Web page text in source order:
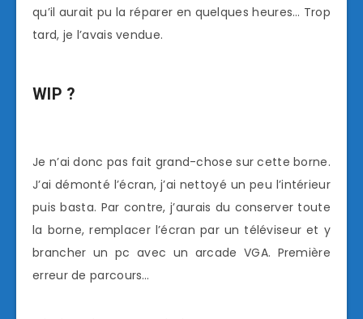
qu’il aurait pu la réparer en quelques heures… Trop
tard, je l’avais vendue.
WIP ?
Je n’ai donc pas fait grand-chose sur cette borne.
J’ai démonté l’écran, j’ai nettoyé un peu l’intérieur
puis basta. Par contre, j’aurais du conserver toute
la borne, remplacer l’écran par un téléviseur et y
brancher un pc avec un arcade VGA. Première
erreur de parcours…